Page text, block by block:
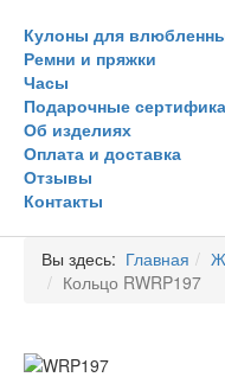
Кулоны для
Ремни и пряжки
Часы
Подарочные
Об изделиях
Оплата и доставка
Отзывы
Контакты
Вы здесь: Главная
Кольцо RWRP197